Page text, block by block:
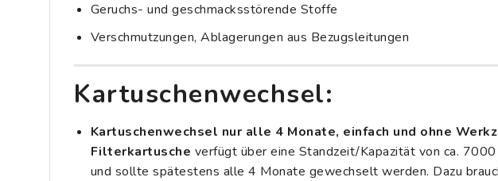
Geruchs- und geschmacksstörende Stoffe
Verschmutzungen, Ablagerungen aus Bezugsleitungen
Kartuschenwechsel:
Kartuschenwechsel nur alle 4 Monate, einfach und ohne
Filterkartusche verfügt über eine Standzeit/Kapazität von ca.
und sollte spätestens alle 4 Monate gewechselt werden. Dazu